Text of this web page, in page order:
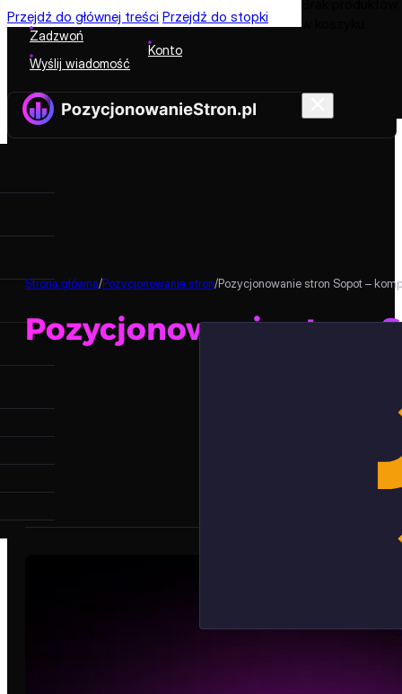
Przejdź do głównej treści Przejdź do stopki
Zadzwoń
Wyślij wiadomość
Konto
Strona główna/Pozycjonowanie stron/Pozycjonowanie stron Sopot –
Pozycjonowanie stron